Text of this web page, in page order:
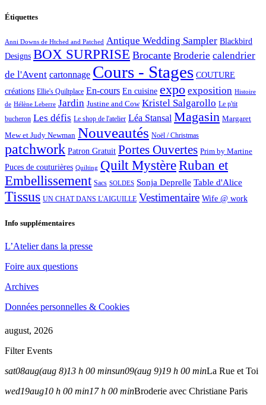
Étiquettes
Anni Downs de Htched and Patched Antique Wedding Sampler Blackbird
Designs BOX SURPRISE Brocante Broderie calendrier
de l'Avent cartonnage Cours - Stages COUTURE
créations Ellie's Quiltplace En-cours En cuisine expo exposition Histoire
de Hélène Leberre Jardin Justine and Cow Kristel Salgarollo Le p'tit
bucheron Les défis Le shop de l'atelier Léa Stansal Magasin Margaret
Mew et Judy Newman Nouveautés Noël / Christmas
patchwork Patron Gratuit Portes Ouvertes Prim by Martine
Puces de couturières Quilting Quilt MystèreRuban et
Embellissement Sacs SOLDES Sonja Deprelle Table d'Alice
Tissus UN CHAT DANS L'AIGUILLE Vestimentaire Wife @ work
Info supplémentaires
L’Atelier dans la presse
Foire aux questions
Archives
Données personnelles & Cookies
august, 2026
Filter Events
sat08aug(aug 8)13 h 00 minsun09(aug 9)19 h 00 minLa Rue et Toi
wed19aug10 h 00 min17 h 00 minBroderie avec Christiane Paris